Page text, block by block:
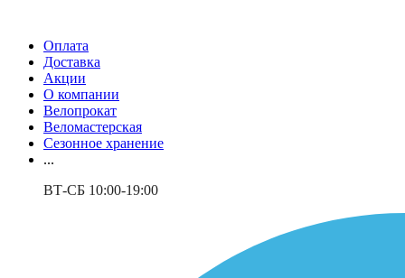
Оплата
Доставка
Акции
О компании
Велопрокат
Веломастерская
Сезонное хранение
...
ВТ-СБ 10:00-19:00